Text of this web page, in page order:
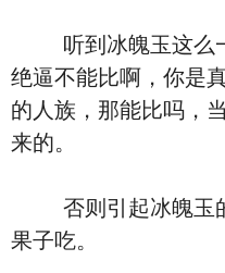
听到冰魄玉这么一
绝逼不能比啊，你是
的人族，那能比吗，
来的。
否则引起冰魄玉的
果子吃。